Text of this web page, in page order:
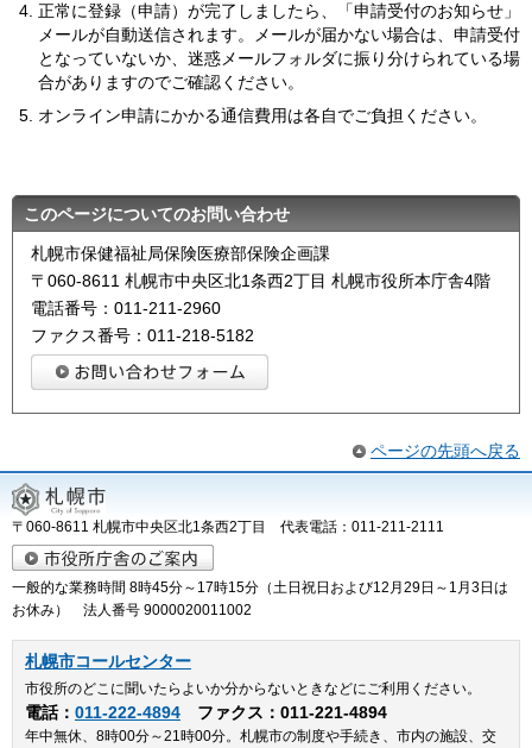
正常に登録（申請）が完了しましたら、「申請受付のお知らせ」
メールが自動送信されます。メールが届かない場合は、申請受付
となっていないか、迷惑メールフォルダに振り分けられている場
合がありますのでご確認ください。
オンライン申請にかかる通信費用は各自でご負担ください。
このページについてのお問い合わせ
札幌市保健福祉局保険医療部保険企画課
〒060-8611 札幌市中央区北1条西2丁目 札幌市役所本庁舎4階
電話番号：011-211-2960
ファクス番号：011-218-5182
ページの先頭へ戻る
〒060-8611 札幌市中央区北1条西2丁目 代表電話：011-211-2111
一般的な業務時間 8時45分～17時15分（土日祝日および12月29日～1月3日は
お休み） 法人番号 9000020011002
札幌市コールセンター
市役所のどこに聞いたらよいか分からないときなどにご利用ください。
電話： 011-222-4894 ファクス：011-221-4894
年中無休、8時00分～21時00分。札幌市の制度や手続き、市内の施設、交